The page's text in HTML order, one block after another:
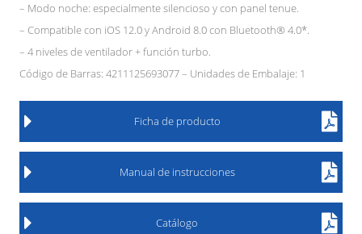
– Modo noche: especialmente silencioso y con panel tenue.
– Compatible con iOS 12.0 y Android 8.0 con Bluetooth® 4.0*.
– 4 niveles de ventilador + función turbo.
Código de Barras: 4211125693077 – Unidades de Embalaje: 1
Ficha de producto
Manual de instrucciones
Catálogo